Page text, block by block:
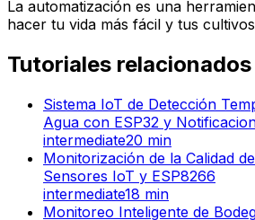
La automatización es una
hacer tu vida más fácil y tus
Tutoriales relacionados
Sistema IoT de Detección
Agua con ESP32 y
intermediate20 min
Monitorización de la Calidad
Sensores IoT y ESP8266
intermediate18 min
Monitoreo Inteligente de